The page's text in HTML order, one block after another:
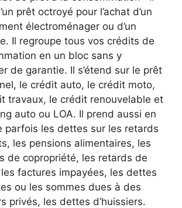
prêt octroyé pour l’achat d’un
électroménager ou d’un
Il regroupe tous vos crédits de
en un bloc sans y
de garantie. Il s’étend sur le prêt
le crédit auto, le crédit moto,
travaux, le crédit renouvelable et
auto ou LOA. Il prend aussi en
parfois les dettes sur les retards
les pensions alimentaires, les
de copropriété, les retards de
factures impayées, les dettes
ou les sommes dues à des
privés, les dettes d’huissiers.